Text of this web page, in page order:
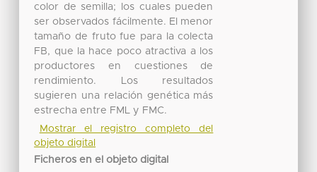
color de semilla; los cuales pueden
ser observados fácilmente. El menor
tamaño de fruto fue para la colecta
FB, que la hace poco atractiva a los
productores en cuestiones de
rendimiento. Los resultados
sugieren una relación genética más
estrecha entre FML y FMC.
Mostrar el registro completo del
objeto digital
Ficheros en el objeto digital